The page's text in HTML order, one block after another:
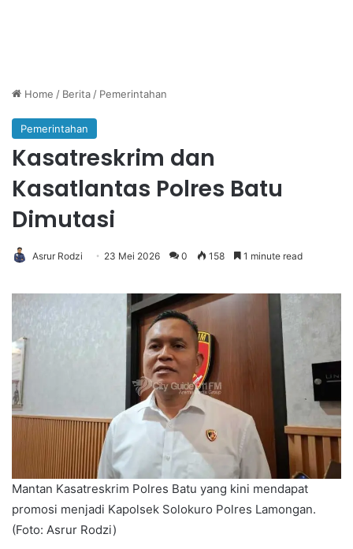
Home / Berita / Pemerintahan
Pemerintahan
Kasatreskrim dan
Kasatlantas Polres Batu
Dimutasi
Asrur Rodzi 23 Mei 2026 0 158 1 minute read
Mantan Kasatreskrim Polres Batu yang kini mendapat
promosi menjadi Kapolsek Solokuro Polres Lamongan.
(Foto: Asrur Rodzi)